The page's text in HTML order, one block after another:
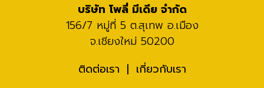
บริษัท โพลี่ มีเดีย จำกัด
156/7 หมู่ที่ 5 ต.สุเทพ อ.เมือง
จ.เชียงใหม่ 50200
ติดต่อเรา
เกี่ยวกับเรา